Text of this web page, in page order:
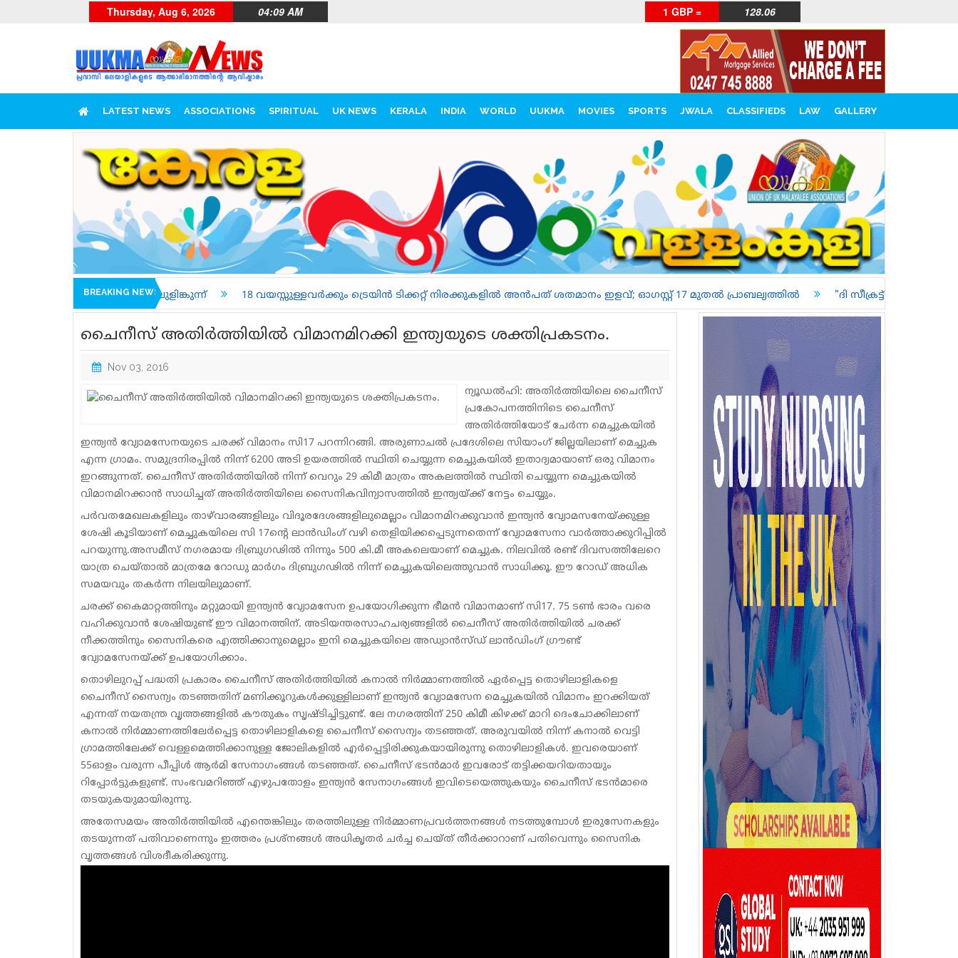
Thursday, Aug 6, 2026 04:09 AM 1 GBP = 128.06
LATEST NEWS ASSOCIATIONS SPIRITUAL UK NEWS KERALA INDIA WORLD UUKMA MOVIES SPORTS JWALA CLASSIFIEDS LAW GALLERY
BREAKING NEWS
ചമ്പക്കുളം, പുളിങ്കുന്ന് 18 വയസ്സുള്ളവർക്കും ട്രെയിൻ ടിക്കറ്റ് നിരക്കുകളിൽ അൻപത് ശതമാനം ഇളവ്; ഓഗസ്റ്റ് 17 മുതൽ പ്രാബല്യത്തിൽ "ദി സീക്രട്ട് ലെറ്റർ" - മെന്റലിസ്റ്റ്
ചൈനീസ് അതിര്‍ത്തിയില്‍ വിമാനമിറക്കി ഇന്ത്യയുടെ ശക്തിപ്രകടനം.
Nov 03, 2016
ന്യൂഡല്‍ഹി: അതിര്‍ത്തിയിലെ ചൈനീസ്
പ്രകോപനത്തിനിടെ ചൈനീസ്
അതിര്‍ത്തിയോട് ചേര്‍ന്ന മെച്ചുകയില്‍
ഇന്ത്യന്‍ വ്യോമസേനയുടെ ചരക്ക് വിമാനം സി17 പറന്നിറങ്ങി. അരുണാചല്‍ പ്രദേശിലെ സിയാംഗ് ജില്ലയിലാണ് മെച്ചുക
എന്ന ഗ്രാമം. സമുദ്രനിരപ്പില്‍ നിന്ന് 6200 അടി ഉയരത്തില്‍ സ്ഥിതി ചെയ്യുന്ന മെച്ചുകയില്‍ ഇതാദ്യമായാണ് ഒരു വിമാനം
ഇറങ്ങുന്നത്. ചൈനീസ് അതിര്‍ത്തിയില്‍ നിന്ന് വെറും 29 കിമീ മാത്രം അകലത്തില്‍ സ്ഥിതി ചെയ്യുന്ന മെച്ചുകയില്‍
വിമാനമിറക്കാന്‍ സാധിച്ചത് അതിര്‍ത്തിയിലെ സൈനികവിന്യാസത്തില്‍ ഇന്ത്യയ്ക്ക് നേട്ടം ചെയ്യും.
പര്‍വതമേഖലകളിലും താഴ്‌വാരങ്ങളിലും വിദൂരദേശങ്ങളിലുമെല്ലാം വിമാനമിറക്കുവാന്‍ ഇന്ത്യന്‍ വ്യോമസനേയ്ക്കുള്ള
ശേഷി കൂടിയാണ് മെച്ചുകയിലെ സി 17ന്റെ ലാന്‍ഡിംഗ് വഴി തെളിയിക്കപ്പെടുന്നതെന്ന് വ്യോമസേനാ വാര്‍ത്താക്കുറിപ്പില്‍
പറയുന്നു.അസമീസ് നഗരമായ ദിബ്രുഗഢില്‍ നിന്നും 500 കി.മീ അകലെയാണ് മെച്ചുക. നിലവില്‍ രണ്ട് ദിവസത്തിലേറെ
യാത്ര ചെയ്താല്‍ മാത്രമേ റോഡു മാര്‍ഗം ദിബ്രുഗഢില്‍ നിന്ന് മെച്ചുകയിലെത്തുവാന്‍ സാധിക്കൂ. ഈ റോഡ് അധിക
സമയവും തകര്‍ന്ന നിലയിലുമാണ്.
ചരക്ക് കൈമാറ്റത്തിനും മറ്റുമായി ഇന്ത്യന്‍ വ്യോമസേന ഉപയോഗിക്കുന്ന ഭീമന്‍ വിമാനമാണ് സി17. 75 ടണ്‍ ഭാരം വരെ
വഹിക്കുവാന്‍ ശേഷിയുണ്ട് ഈ വിമാനത്തിന്. അടിയന്തരസാഹചര്യങ്ങളില്‍ ചൈനീസ് അതിര്‍ത്തിയില്‍ ചരക്ക്
നീക്കത്തിനും സൈനികരെ എത്തിക്കാനുമെല്ലാം ഇനി മെച്ചുകയിലെ അഡ്വാന്‍സ്ഡ് ലാന്‍ഡിംഗ് ഗ്രൗണ്ട്
വ്യോമസേനയ്ക്ക് ഉപയോഗിക്കാം.
തൊഴിലുറപ്പ് പദ്ധതി പ്രകാരം ചൈനീസ് അതിര്‍ത്തിയില്‍ കനാല്‍ നിര്‍മ്മാണത്തില്‍ ഏര്‍പ്പെട്ട തൊഴിലാളികളെ
ചൈനീസ് സൈന്യം തടഞ്ഞതിന് മണിക്കൂറുകള്‍ക്കുള്ളിലാണ് ഇന്ത്യന്‍ വ്യോമസേന മെച്ചുകയില്‍ വിമാനം ഇറക്കിയത്
എന്നത് നയതന്ത്ര വൃത്തങ്ങളില്‍ കൗതുകം സൃഷ്ടിച്ചിട്ടുണ്ട്. ലേ നഗരത്തിന് 250 കിമീ കിഴക്ക് മാറി ദെംചോക്കിലാണ്
കനാല്‍ നിര്‍മ്മാണത്തിലേര്‍പ്പെട്ട തൊഴിലാളികളെ ചൈനീസ് സൈന്യം തടഞ്ഞത്. അരുവയില്‍ നിന്ന് കനാല്‍ വെട്ടി
ഗ്രാമത്തിലേക്ക് വെള്ളമെത്തിക്കാനുള്ള ജോലികളില്‍ എര്‍പ്പെട്ടിരിക്കുകയായിരുന്നു തൊഴിലാളികള്‍. ഇവരെയാണ്
55ഓളം വരുന്ന പീപ്പിള്‍ ആര്‍മി സേനാഗംങ്ങള്‍ തടഞ്ഞത്. ചൈനീസ് ഭടന്‍മാര്‍ ഇവരോട് തട്ടിക്കയറിയതായും
റിപ്പോര്‍ട്ടുകളുണ്ട്. സംഭവമറിഞ്ഞ് എഴുപതോളം ഇന്ത്യന്‍ സേനാഗംങ്ങള്‍ ഇവിടെയെത്തുകയും ചൈനീസ് ഭടന്‍മാരെ
തടയുകയുമായിരുന്നു.
അതേസമയം അതിര്‍ത്തിയില്‍ എന്തെങ്കിലും തരത്തിലുള്ള നിര്‍മ്മാണപ്രവര്‍ത്തനങ്ങള്‍ നടത്തുമ്പോള്‍ ഇരുസേനകളും
തടയുന്നത് പതിവാണെന്നും ഇത്തരം പ്രശ്‌നങ്ങള്‍ അധികൃതര്‍ ചര്‍ച്ച ചെയ്ത് തീര്‍ക്കാറാണ് പതിവെന്നും സൈനിക
വൃത്തങ്ങള്‍ വിശദീകരിക്കുന്നു.